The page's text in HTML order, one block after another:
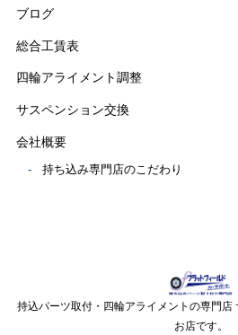
ブログ
総合工賃表
四輪アライメント調整
サスペンション交換
会社概要
持ち込み専門店のこだわり
持込パーツ取付・四輪アライメントの専門店
お店です。